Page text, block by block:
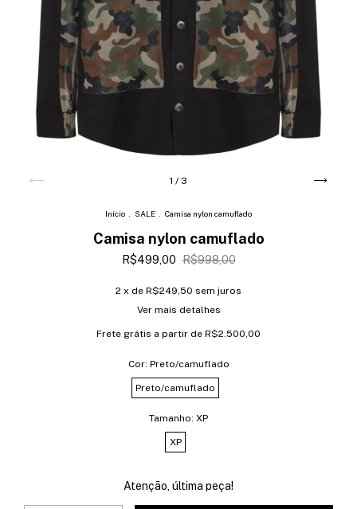
1 / 3
Início SALE Camisa nylon camuflado
Camisa nylon camuflado
R$499,00 R$998,00
2 x de R$249,50 sem juros
Ver mais detalhes
Frete grátis a partir de R$2.500,00
Cor: Preto/camuflado
Preto/camuflado
Tamanho: XP
XP
Atenção, última peça!